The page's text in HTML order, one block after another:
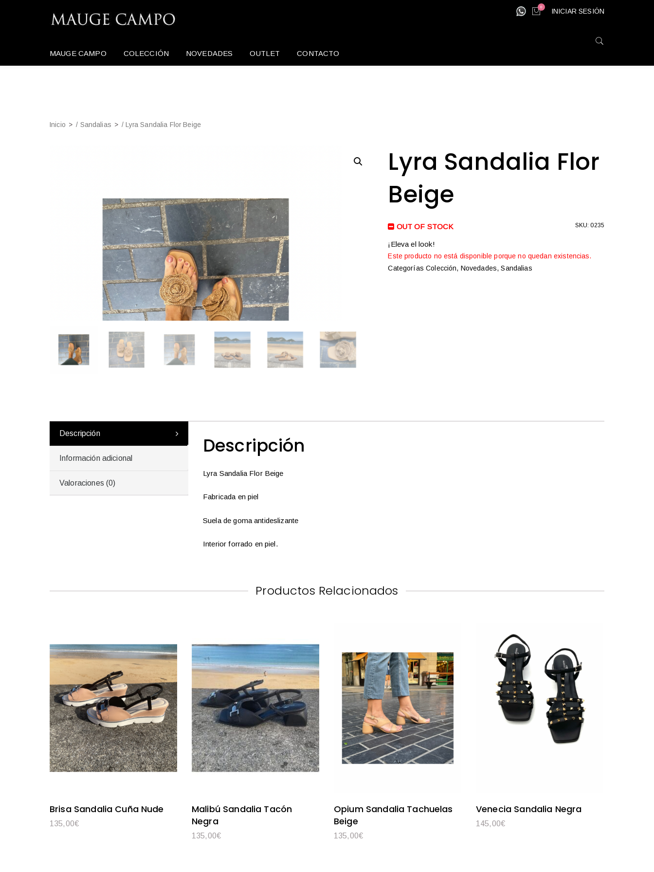
0
INICIAR SESIÓN
MAUGE CAMPO COLECCIÓN NOVEDADES OUTLET CONTACTO
Inicio / Sandalias / Lyra Sandalia Flor Beige
Lyra Sandalia Flor
Beige
SKU: 0235
OUT OF STOCK
¡Eleva el look!
Este producto no está disponible porque no quedan existencias.
CategoríasColección, Novedades,Sandalias
Descripción
Información adicional
Valoraciones (0)
Descripción
Lyra Sandalia Flor Beige
Fabricada en piel
Suela de goma antideslizante
Interior forrado en piel.
Productos Relacionados
Brisa Sandalia Cuña Nude
135,00€
Malibú Sandalia Tacón
Negra
135,00€
Opium Sandalia Tachuelas
Beige
135,00€
Venecia Sandalia Negra
145,00€